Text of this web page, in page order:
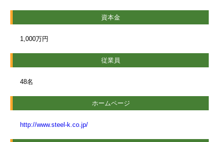
資本金
1,000万円
従業員
48名
ホームページ
http://www.steel-k.co.jp/